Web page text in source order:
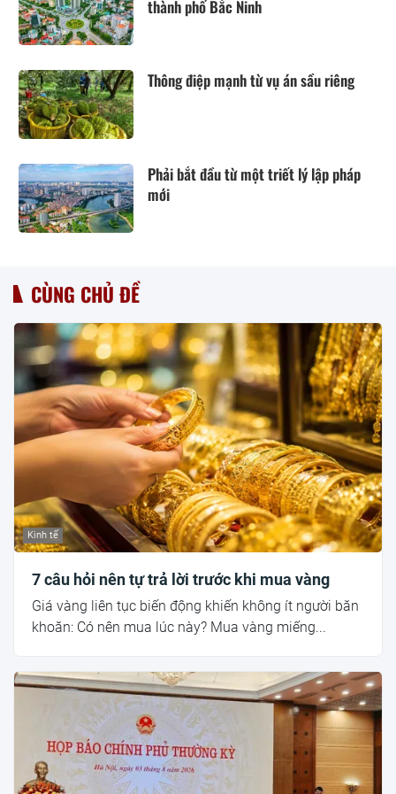
thành phố Bắc Ninh
Thông điệp mạnh từ vụ án sầu riêng
Phải bắt đầu từ một triết lý lập pháp
mới
CÙNG CHỦ ĐỀ
Kinh tế
7 câu hỏi nên tự trả lời trước khi mua vàng
Giá vàng liên tục biến động khiến không ít người băn
khoăn: Có nên mua lúc này? Mua vàng miếng...